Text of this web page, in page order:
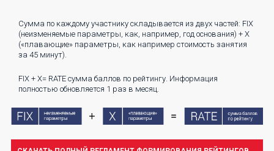
Сумма по каждому участнику складывается из двух частей: FIX
(неизменяемые параметры, как, например, год основания) + Х
(«плавающие» параметры, как например стоимость занятия
за 45 минут).
FIX + X= RATE сумма баллов по рейтингу. Информация
полностью обновляется 1 раз в месяц.